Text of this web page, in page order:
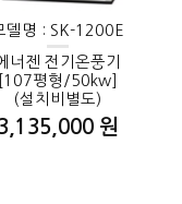
델명 : SK-1200E
너젠 전기온풍기
[107평형/50kw]
(설치비별도)
원